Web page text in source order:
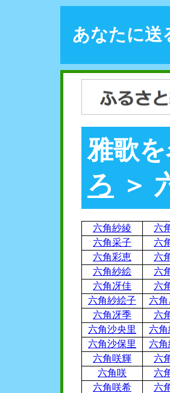
あなたに送
雅歌
ろ ＞
六角紗綾 六
六角采子
六
六角彩恵
六
六角紗絵
六
六角冴佳
六
六角紗絵子
六角
六角冴季
六
六角沙央里
六角
六角沙保里
六
六角咲輝
六
六角咲
六
六角咲希
六